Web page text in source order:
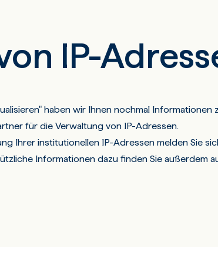
IP-
haben wir Ihnen nochmal Informationen
für die Verwaltung von IP-Adressen.
Ihrer institutionellen IP-Adressen melden Sie
Informationen dazu finden Sie außerdem